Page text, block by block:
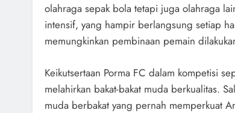
olahraga sepak bola tetapi juga olahraga
intensif, yang hampir berlangsung setiap
memungkinkan pembinaan pemain
Keikutsertaan Porma FC dalam kompetisi
melahirkan bakat-bakat muda berkualitas.
muda berbakat yang pernah memperkuat